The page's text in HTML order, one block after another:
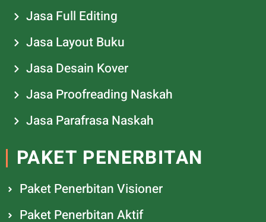
Jasa Full Editing
Jasa Layout Buku
Jasa Desain Kover
Jasa Proofreading Naskah
Jasa Parafrasa Naskah
PAKET PENERBITAN
Paket Penerbitan Visioner
Paket Penerbitan Aktif